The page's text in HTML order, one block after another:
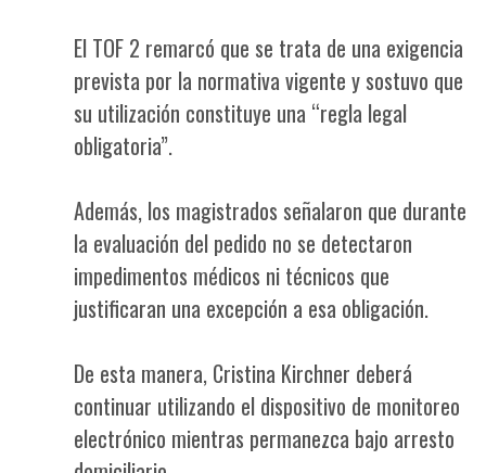
El TOF 2 remarcó que se trata de una exigencia
prevista por la normativa vigente y sostuvo que
su utilización constituye una “regla legal
obligatoria”.
Además, los magistrados señalaron que durante
la evaluación del pedido no se detectaron
impedimentos médicos ni técnicos que
justificaran una excepción a esa obligación.
De esta manera, Cristina Kirchner deberá
continuar utilizando el dispositivo de monitoreo
electrónico mientras permanezca bajo arresto